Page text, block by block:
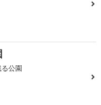
公園